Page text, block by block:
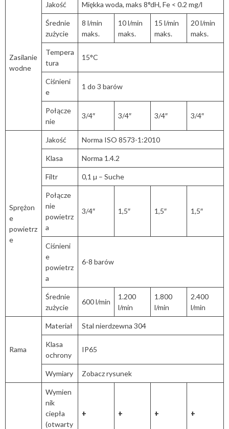
Zasilanie
wodne
Jakość Miękka woda, maks 8°dH, Fe < 0.2 mg/l
Średnie
zużycie
8 l/min
maks.
10 l/min
maks.
15 l/min
maks.
20 l/min
maks.
Tempera
tura
15°C
Ciśnieni
e
1 do 3 barów
Połącze
nie
3/4″ 3/4″ 3/4″ 3/4″
Sprężon
e
powietrz
e
Jakość Norma ISO 8573-1:2010
Klasa Norma 1.4.2
Filtr 0,1 µ – Suche
Połącze
nie
powietrz
a
3/4″ 1,5″ 1,5″ 1,5″
Ciśnieni
e
powietrz
a
6-8 barów
Średnie
zużycie
600 l/min
1.200
l/min
1.800
l/min
2.400
l/min
Rama
Materiał Stal nierdzewna 304
Klasa
ochrony
IP65
Wymiary Zobacz rysunek
Wymien
nik
ciepła
(otwarty
+ + + +